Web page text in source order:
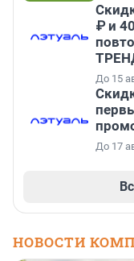
₽ и
До 15
До 17
НОВОСТИ